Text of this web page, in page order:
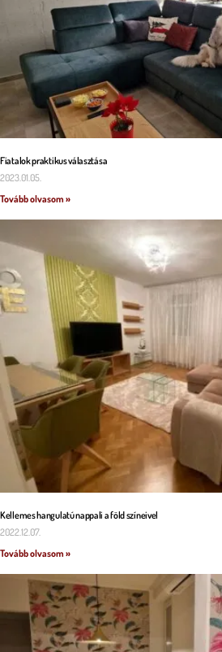
Fiatalok praktikus választása
2023.01.05.
Tovább olvasom »
Kellemes hangulatú nappali a föld színeivel
2022.12.07.
Tovább olvasom »